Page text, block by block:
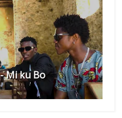
Mi ku Bo